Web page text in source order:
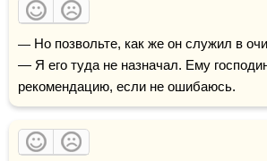
— Но позвольте, как же он служил в очистке?
— Я его туда не назначал. Ему
рекомендацию, если не ошибаюсь.